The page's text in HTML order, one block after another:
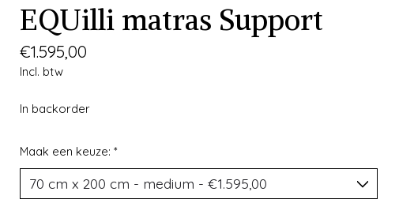
EQUilli matras Support
€1.595,00
Incl. btw
In backorder
Maak een keuze:*